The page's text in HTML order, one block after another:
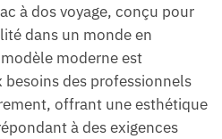
à dos voyage, conçu pour
dans un monde en
moderne est
des professionnels
offrant une esthétique
à des exigences